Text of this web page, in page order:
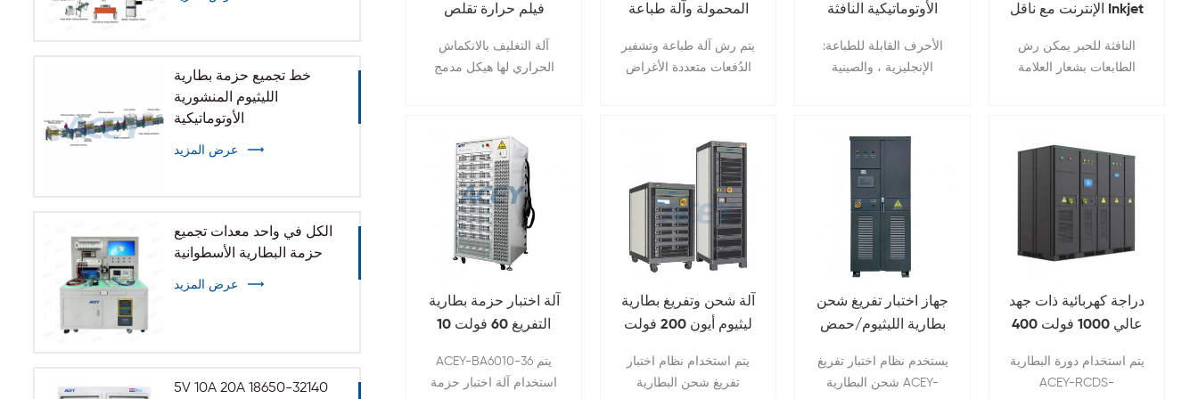
خط تجميع حزمة بطارية
الليثيوم المنشورية
الأوتوماتيكية
عرض المزيد
الكل في واحد معدات تجميع
حزمة البطارية الأسطوانية
عرض المزيد
5V 10A 20A 18650-32140
POF وأنواع أخرى من فيلم
يمكن استخدامها للأجهزة
السيارات ، والأثاث ،
والأرضيات وغيرها من
الناقل ودرجة حرارة غرفة
للانكماش.
فيلم حرارة تقلص
آلة التغليف بالانكماش
الحراري لها هيكل مدمج
المحمولة وآلة طباعة
يتم رش آلة طباعة وتشفير
الدُفعات متعددة الأغراض
الشركة المصنعة والطراز.
تاريخ الإنتاج والجهد
والقدرة. الطاقة ، رقم
دفعة الإنتاج ، إلخ.
الأوتوماتيكية النافثة
الأحرف القابلة للطباعة:
الإنجليزية ، والصينية
والوقت ، والتاريخ ، وأنماط
العلامات التجارية ،
الإنترنت مع ناقل Inkjet
النافثة للحبر يمكن رش
الطابعات بشعار العلامة
آلة اختبار حزمة بطارية
التفريغ 60 فولت 10
ACEY-BA6010-36 يتم
استخدام آلة اختبار حزمة
آلة شحن وتفريغ بطارية
ليثيوم أيون 200 فولت
يتم استخدام نظام اختبار
تفريغ شحن البطارية
جهاز اختبار تفريغ شحن
بطارية الليثيوم/حمض
فولت 500 أمبير
يستخدم نظام اختبار تفريغ
شحن البطارية ACEY-
دراجة كهربائية ذات جهد
عالي 1000 فولت 400
يتم استخدام دورة البطارية
ACEY-RCDS-